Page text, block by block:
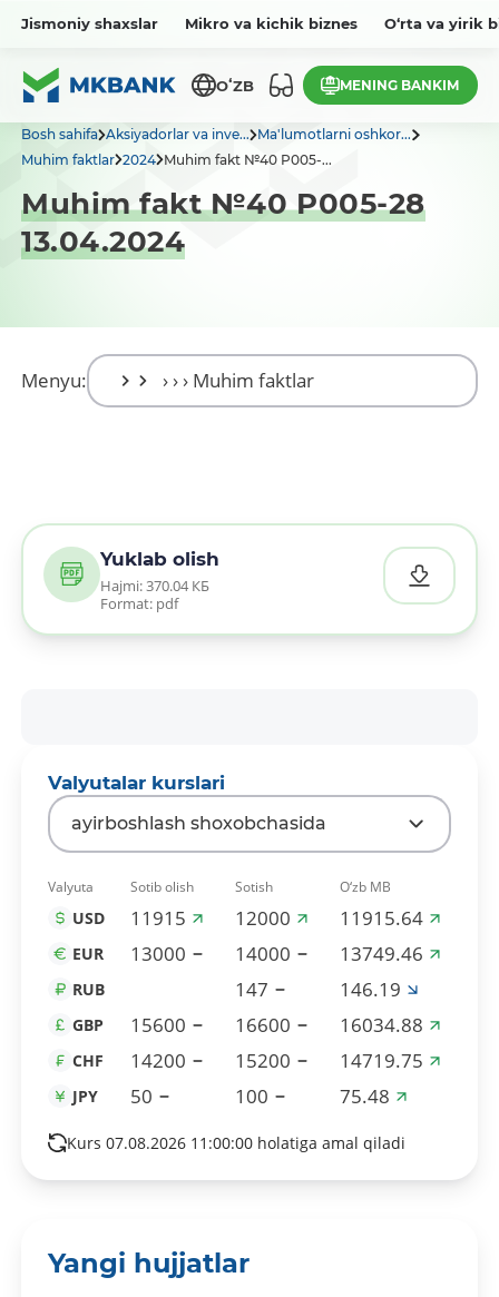
Jismoniy shaxslar Mikro va kichik biznes O‘rta va yirik
OʻZB MENING BANKIM
Bosh sahifa Aksiyadorlar va inve... Ma'lumotlarni oshkor...
Muhim faktlar 2024 Muhim fakt №40 P005-...
Muhim fakt №40 P005-28
13.04.2024
Menyu:
Yuklab olish
Hajmi: 370.04 КБ
Format: pdf
Valyutalar kurslari
ayirboshlash shoxobchasida
Valyuta Sotib olish Sotish O‘zb MB
USD 11915 12000 11915.64
EUR 13000 14000 13749.46
RUB 147 146.19
GBP 15600 16600 16034.88
CHF 14200 15200 14719.75
JPY 50 100 75.48
Kurs 07.08.2026 11:00:00 holatiga amal qiladi
Yangi hujjatlar